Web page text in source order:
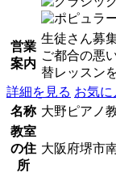
営業
案内
生徒さん募
ご都合の悪
替レッスン
詳細を見る お気に
名称 大野ピアノ
教室
の住
所
大阪府堺市